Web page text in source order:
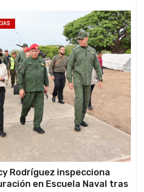
Rodríguez inspecciona
en Escuela Naval tras